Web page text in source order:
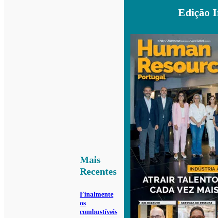
Mais
Recentes
Finalmente
os
combustíveis
Edição